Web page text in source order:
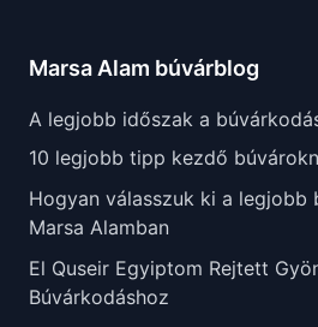
Marsa Alam búvárblog
A legjobb időszak a
10 legjobb tipp kezdő
Hogyan válasszuk ki a legjobb
Marsa Alamban
El Quseir Egyiptom Rejtett
Búvárkodáshoz